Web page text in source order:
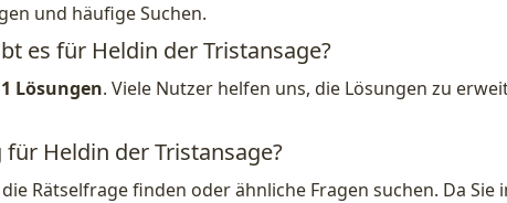
und häufige Suchen.
es für Heldin der Tristansage?
1 Lösungen. Viele Nutzer helfen uns, die Lösungen zu
Heldin der Tristansage?
Rätselfrage finden oder ähnliche Fragen suchen. Da Sie